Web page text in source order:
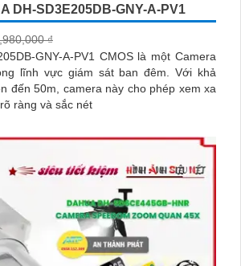
DH-SD3E205DB-GNY-A-PV1
₫
GNY-A-PV1 CMOS là một Camera
vực giám sát ban đêm. Với khả
đến 50m, camera này cho phép xem xa
ràng và sắc nét